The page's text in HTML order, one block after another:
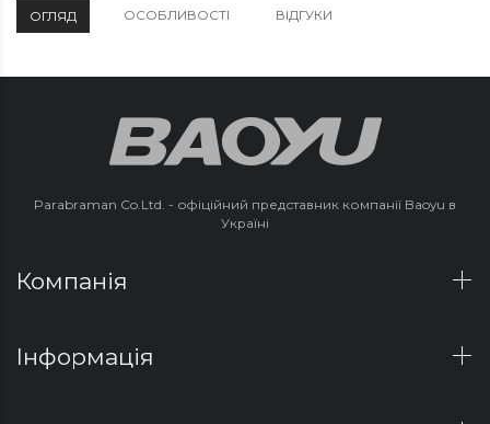
ОГЛЯД ОСОБЛИВОСТІ ВІДГУКИ
Parabraman Co.Ltd. - офіційний представник компанії Baoyu в
Україні
Компанія
Інформація